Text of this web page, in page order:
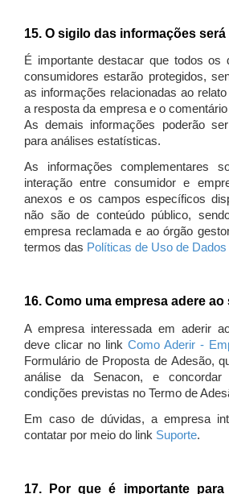
15. O sigilo das informações
É importante destacar que todos os
consumidores estarão protegidos,
as informações relacionadas ao
a resposta da empresa e o
As demais informações poderão
para análises estatísticas.
As informações complementares
interação entre consumidor e
anexos e os campos específicos
não são de conteúdo público,
empresa reclamada e ao órgão
termos das Políticas de Uso de
16. Como uma empresa adere
A empresa interessada em aderir
deve clicar no link Como Aderir -
Formulário de Proposta de Adesão,
análise da Senacon, e
condições previstas no Termo de
Em caso de dúvidas, a empresa
contatar por meio do link Suporte.
17. Por que é importante para